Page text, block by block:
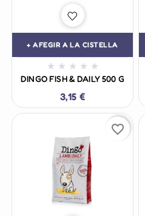
+ AFEGIR A LA CISTELLA
    
DINGO FISH & DAILY 500 G
3,15 €
favorite_border